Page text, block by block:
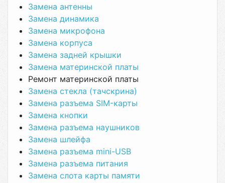
Замена антенны
Замена динамика
Замена микрофона
Замена корпуса
Замена задней крышки
Замена материнской платы
Ремонт материнской платы
Замена стекла (тачскрина)
Замена разъема SIM-карты
Замена кнопки
Замена разъема наушников
Замена шлейфа
Замена разъема mini-USB
Замена разъема питания
Замена слота карты памяти